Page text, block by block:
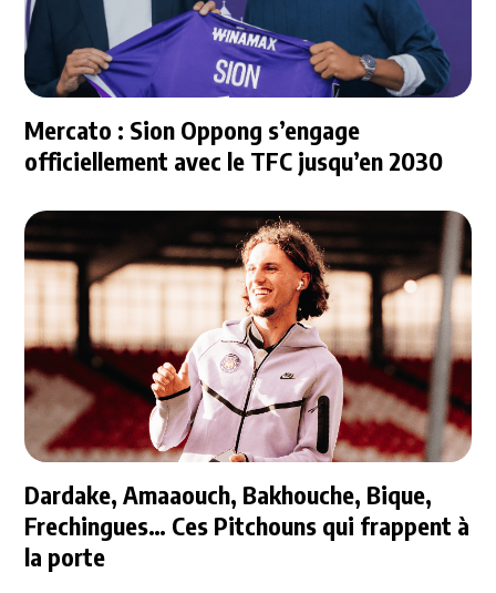
Mercato : Sion Oppong s’engage
officiellement avec le TFC jusqu’en 2030
Dardake, Amaaouch, Bakhouche, Bique,
Frechingues… Ces Pitchouns qui frappent à
la porte